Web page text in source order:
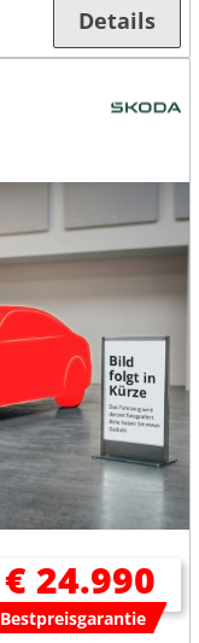
Details
€ 24.990
Bestpreisgarantie